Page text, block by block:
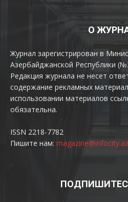
О
Журнал зарегистрирован в
Азербайджанской Республики
Редакция журнала не несет
содержание рекламных
использовании материалов
обязательна.
ISSN 2218-7782
Пишите нам: magazine@infocity.az